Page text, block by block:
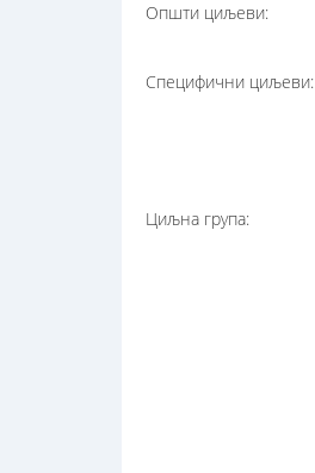
Општи циљеви:
Специфични циљеви:
Циљна група: